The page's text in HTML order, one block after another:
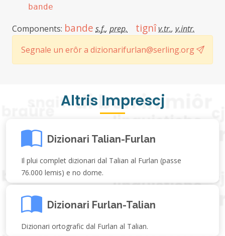
bande
Components: bande s.f., prep. tignîv.tr., v.intr.
Segnale un erôr a dizionarifurlan@serling.org
Altris Imprescj
Dizionari Talian-Furlan
Il plui complet dizionari dal Talian al Furlan (passe
76.000 lemis) e no dome.
Dizionari Furlan-Talian
Dizionari ortografic dal Furlan al Talian.